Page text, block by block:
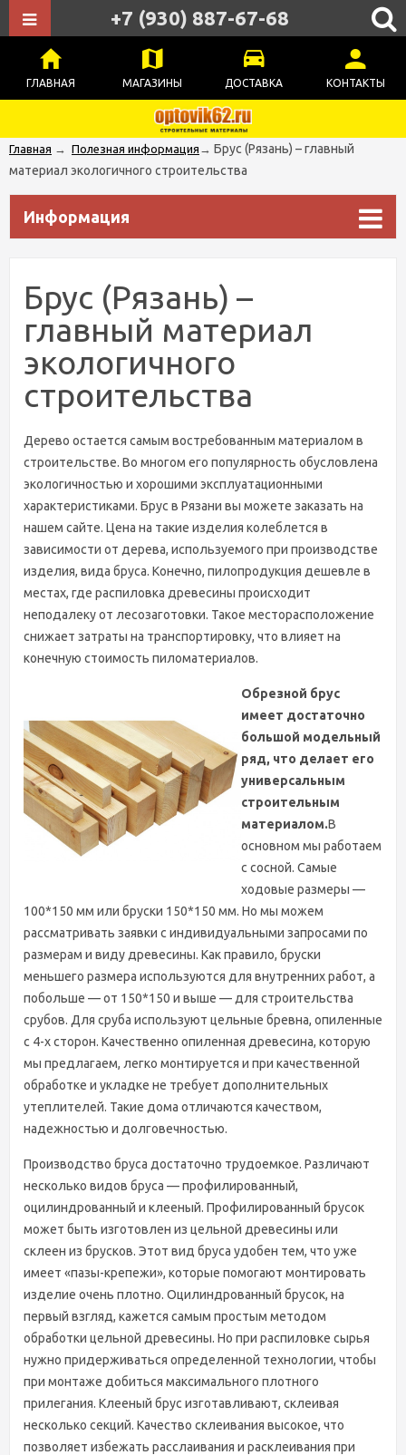
ГЛАВНАЯ МАГАЗИНЫ ДОСТАВКА КОНТАКТЫ
+7 (930) 887-67-68
Главная → Полезная информация → Брус (Рязань) – главный
материал экологичного строительства
Информация
Брус (Рязань) –
главный материал
экологичного
строительства
Дерево остается самым востребованным материалом в
строительстве. Во многом его популярность обусловлена
экологичностью и хорошими эксплуатационными
характеристиками. Брус в Рязани вы можете заказать на
нашем сайте. Цена на такие изделия колеблется в
зависимости от дерева, используемого при производстве
изделия, вида бруса. Конечно, пилопродукция дешевле в
местах, где распиловка древесины происходит
неподалеку от лесозаготовки. Такое месторасположение
снижает затраты на транспортировку, что влияет на
конечную стоимость пиломатериалов.
Обрезной брус
имеет достаточно
большой модельный
ряд, что делает его
универсальным
строительным
материалом.В
основном мы работаем
с сосной. Самые
ходовые размеры —
100*150 мм или бруски 150*150 мм. Но мы можем
рассматривать заявки с индивидуальными запросами по
размерам и виду древесины. Как правило, бруски
меньшего размера используются для внутренних работ, а
побольше — от 150*150 и выше — для строительства
срубов. Для сруба используют цельные бревна, опиленные
с 4-х сторон. Качественно опиленная древесина, которую
мы предлагаем, легко монтируется и при качественной
обработке и укладке не требует дополнительных
утеплителей. Такие дома отличаются качеством,
надежностью и долговечностью.
Производство бруса достаточно трудоемкое. Различают
несколько видов бруса — профилированный,
оцилиндрованный и клееный. Профилированный брусок
может быть изготовлен из цельной древесины или
склеен из брусков. Этот вид бруса удобен тем, что уже
имеет «пазы-крепежи», которые помогают монтировать
изделие очень плотно. Оцилиндрованный брусок, на
первый взгляд, кажется самым простым методом
обработки цельной древесины. Но при распиловке сырья
нужно придерживаться определенной технологии, чтобы
при монтаже добиться максимального плотного
прилегания. Клееный брус изготавливают, склеивая
несколько секций. Качество склеивания высокое, что
позволяет избежать расслаивания и расклеивания при